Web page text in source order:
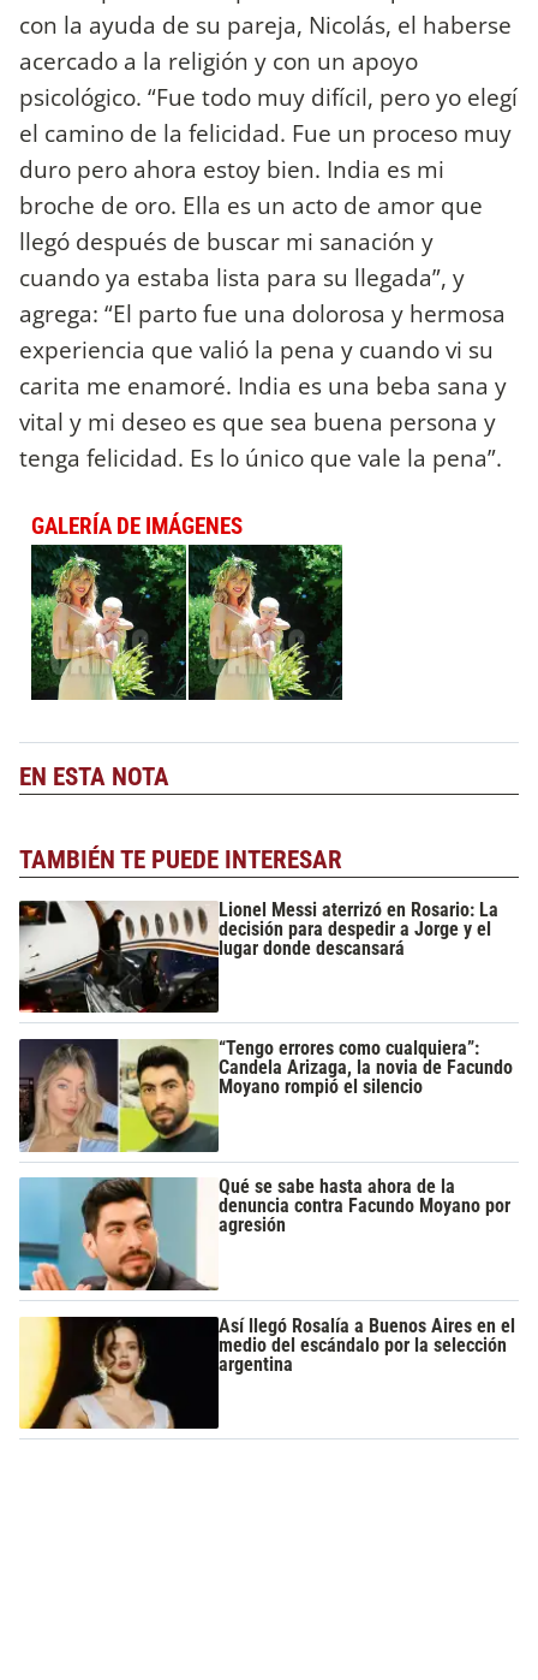
con la ayuda de su pareja, Nicolás, el haberse
acercado a la religión y con un apoyo
psicológico. “Fue todo muy difícil, pero yo elegí
el camino de la felicidad. Fue un proceso muy
duro pero ahora estoy bien. India es mi
broche de oro. Ella es un acto de amor que
llegó después de buscar mi sanación y
cuando ya estaba lista para su llegada”, y
agrega: “El parto fue una dolorosa y hermosa
experiencia que valió la pena y cuando vi su
carita me enamoré. India es una beba sana y
vital y mi deseo es que sea buena persona y
tenga felicidad. Es lo único que vale la pena”.
GALERÍA DE IMÁGENES
EN ESTA NOTA
TAMBIÉN TE PUEDE INTERESAR
Lionel Messi aterrizó en Rosario: La
decisión para despedir a Jorge y el
lugar donde descansará
“Tengo errores como cualquiera”:
Candela Arizaga, la novia de Facundo
Moyano rompió el silencio
Qué se sabe hasta ahora de la
denuncia contra Facundo Moyano por
agresión
Así llegó Rosalía a Buenos Aires en el
medio del escándalo por la selección
argentina